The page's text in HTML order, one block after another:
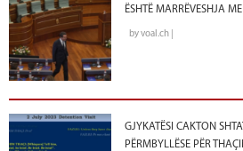
ËSHTË MARRËVESHJA
by voal.ch |
GJYKATËSI CAKTON
PËRMBYLLËSE PËR